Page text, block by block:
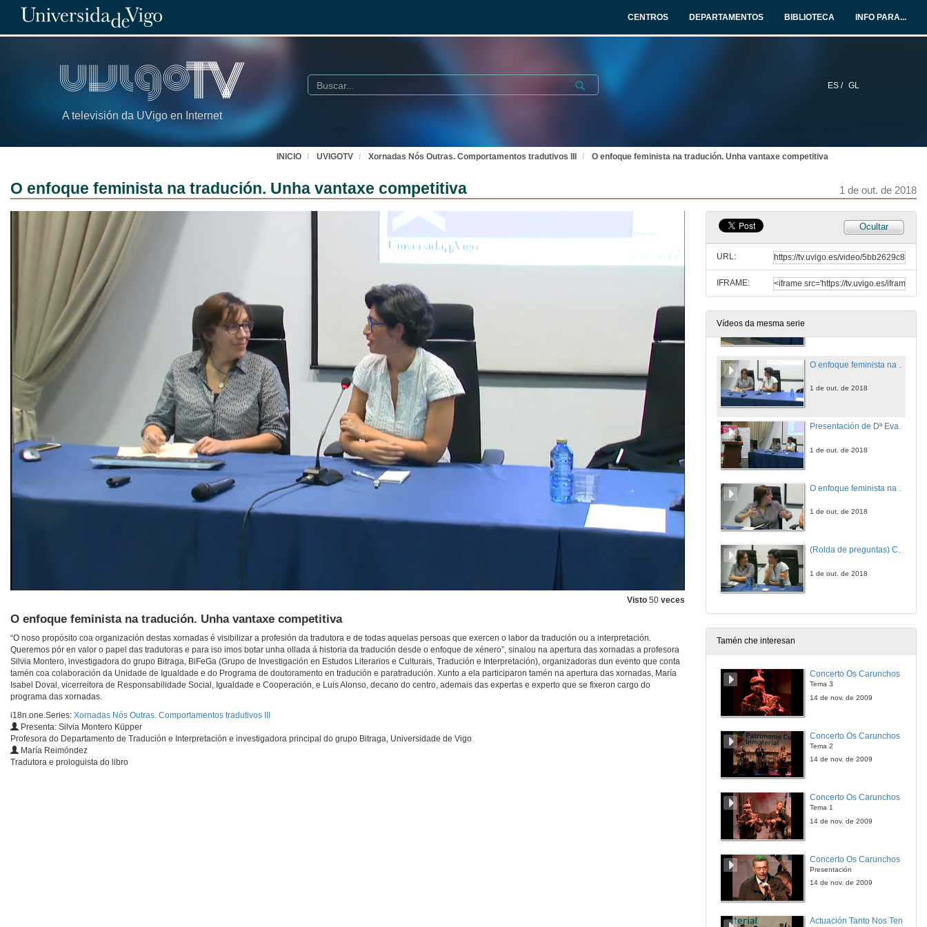
CENTROS DEPARTAMENTOS BIBLIOTECA INFO PARA...
A televisión da UVigo en Internet
ES / GL
Buscar Submit
INICIO UVIGOTV Xornadas Nós Outras. Comportamentos tradutivos III O enfoque feminista na tradución. Unha vantaxe competitiva
O enfoque feminista na tradución. Unha vantaxe competitiva 1 de out. de 2018
Visto 50 veces
O enfoque feminista na tradución. Unha vantaxe competitiva
“O noso propósito coa organización destas xornadas é visibilizar a profesión da tradutora e de todas aquelas persoas que exercen o labor da tradución ou a interpretación.
Queremos pór en valor o papel das tradutoras e para iso imos botar unha ollada á historia da tradución desde o enfoque de xénero”, sinalou na apertura das xornadas a profesora
Silvia Montero, investigadora do grupo Bitraga, BiFeGa (Grupo de Investigación en Estudos Literarios e Culturais, Tradución e Interpretación), organizadoras dun evento que conta
tamén coa colaboración da Unidade de Igualdade e do Programa de doutoramento en tradución e paratradución. Xunto a ela participaron tamén na apertura das xornadas, María
Isabel Doval, vicerreitora de Responsabilidade Social, Igualdade e Cooperación, e Luis Alonso, decano do centro, ademais das expertas e experto que se fixeron cargo do
programa das xornadas.
i18n.one.Series: Xornadas Nós Outras. Comportamentos tradutivos III
Presenta: Silvia Montero Küpper
Profesora do Departamento de Tradución e Interpretación e investigadora principal do grupo Bitraga, Universidade de Vigo
María Reimóndez
Tradutora e prologuista do libro
Ocultar
URL:
IFRAME:
Vídeos da mesma serie
1 de out. de 2018
1 de out. de 2018
1 de out. de 2018
Presentación de Dª Eva Mejuto
1 de out. de 2018
1 de out. de 2018
(Rolda de preguntas) Comportamientos traductivos III
1 de out. de 2018
Tamén che interesan
Concerto Os Carunchos
Tema 3
14 de nov. de 2009
Concerto Os Carunchos
Tema 2
14 de nov. de 2009
Concerto Os Carunchos
Tema 1
14 de nov. de 2009
Concerto Os Carunchos
Presentación
14 de nov. de 2009
Actuación Tanto Nos Ten